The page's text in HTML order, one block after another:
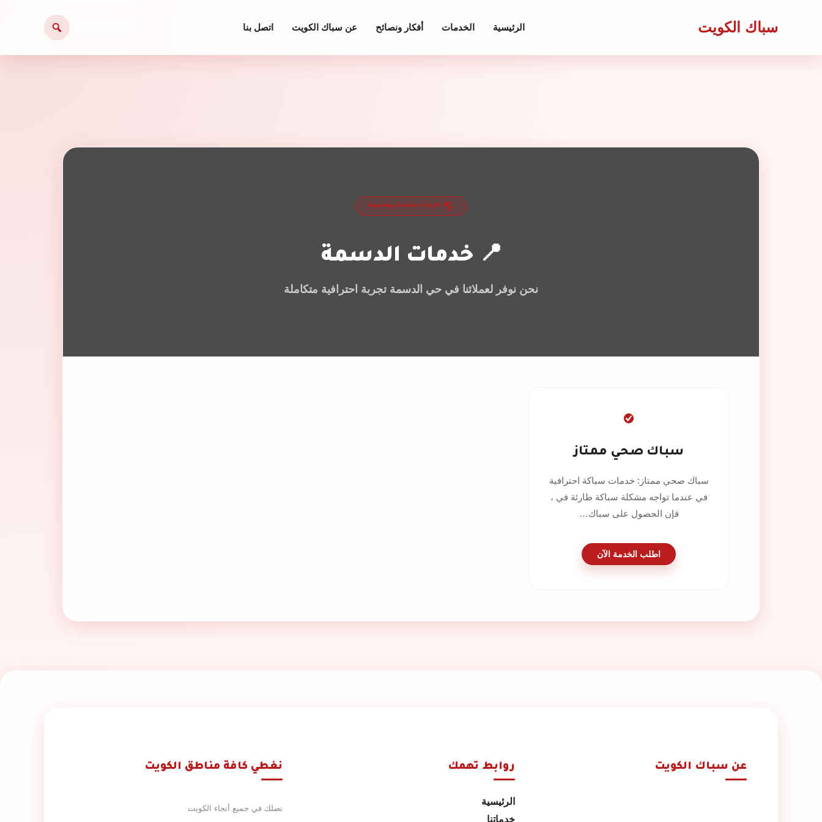
سباك الكويت الرئيسية الخدمات أفكار ونصائح عن سباك الكويت اتصل بنا
خدمات معتمدة ومضمونة
📍 خدمات الدسمة
نحن نوفر لعملائنا في حي الدسمة تجربة احترافية متكاملة
سباك صحي ممتاز
سباك صحي ممتاز: خدمات سباكة احترافية
في عندما تواجه مشكلة سباكة طارئة في ،
فإن الحصول على سباك…
اطلب الخدمة الآن
عن سباك الكويت روابط تهمك
الرئيسية
خدماتنا
نغطي كافة مناطق الكويت
نصلك في جميع أنحاء الكويت